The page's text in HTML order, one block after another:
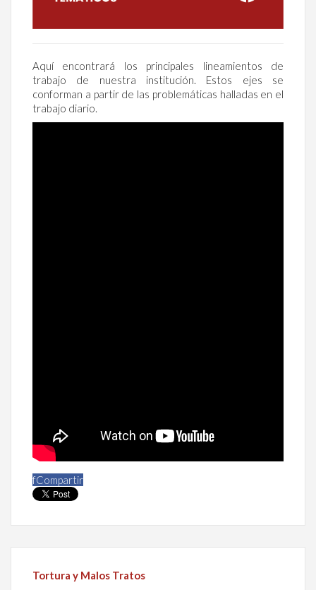
Aquí encontrará los principales lineamientos de
trabajo de nuestra institución. Estos ejes se
conforman a partir de las problemáticas halladas en el
trabajo diario.
fCompartir
Tortura y Malos Tratos